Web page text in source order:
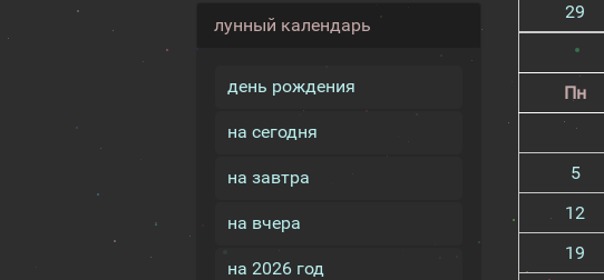
лунный календарь
день рождения
на сегодня
на завтра
на вчера
на 2026 год
29
Пн
5
12
19